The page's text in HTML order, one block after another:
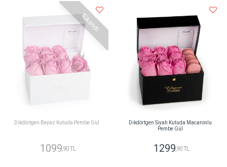
Tükendi
Dikdörtgen Beyaz Kutuda Pembe Gül
1099,90 TL
Dikdörtgen Siyah Kutuda Macaronlu
Pembe Gül
1299,90 TL